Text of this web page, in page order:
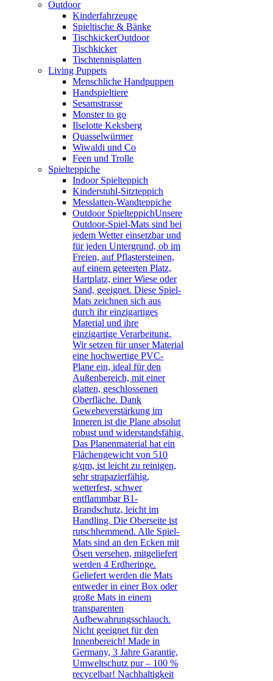
Outdoor
Kinderfahrzeuge
Spieltische & Bänke
TischkickerOutdoor
Tischkicker
Tischtennisplatten
Living Puppets
Menschliche Handpuppen
Handspieltiere
Sesamstrasse
Monster to go
Ilselotte Keksberg
Quasselwürmer
Wiwaldi und Co
Feen und Trolle
Spielteppiche
Indoor Spielteppich
Kinderstuhl-Sitzteppich
Messlatten-Wandteppiche
Outdoor SpielteppichUnsere
Outdoor-Spiel-Mats sind bei
jedem Wetter einsetzbar und
für jeden Untergrund, ob im
Freien, auf Pflastersteinen,
auf einem geteerten Platz,
Hartplatz, einer Wiese oder
Sand, geeignet. Diese Spiel-
Mats zeichnen sich aus
durch ihr einzigartiges
Material und ihre
einzigartige Verarbeitung.
Wir setzen für unser Material
eine hochwertige PVC-
Plane ein, ideal für den
Außenbereich, mit einer
glatten, geschlossenen
Oberfläche. Dank
Gewebeverstärkung im
Inneren ist die Plane absolut
robust und widerstandsfähig.
Das Planenmaterial hat ein
Flächengewicht von 510
g/qm, ist leicht zu reinigen,
sehr strapazierfähig,
wetterfest, schwer
entflammbar B1-
Brandschutz, leicht im
Handling. Die Oberseite ist
rutschhemmend. Alle Spiel-
Mats sind an den Ecken mit
Ösen versehen, mitgeliefert
werden 4 Erdheringe.
Geliefert werden die Mats
entweder in einer Box oder
große Mats in einem
transparenten
Aufbewahrungsschlauch.
Nicht geeignet für den
Innenbereich! Made in
Germany, 3 Jahre Garantie,
Umweltschutz pur – 100 %
recycelbar! Nachhaltigkeit